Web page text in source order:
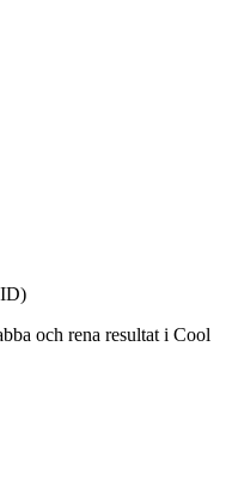
och rena resultat i Cool